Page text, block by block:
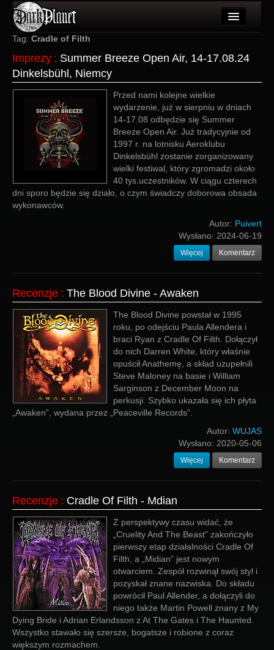
Artykuły
Użytkownicy
Wydarzenia
Galeria
Forum
Więcej
Login
Tag: Cradle of Filth
Imprezy : Summer Breeze Open Air, 14-17.08.24
Dinkelsbühl, Niemcy
Przed nami kolejne wielkie
wydarzenie, już w sierpniu w dniach
14-17.08 odbędzie się Summer
Breeze Open Air. Już tradycyjnie od
1997 r. na lotnisku Aeroklubu
Dinkelsbühl zostanie zorganizowany
wielki festiwal, który zgromadzi około
40 tys.uczestników. W ciągu czterech
dni sporo będzie się działo, o czym świadczy doborowa obsada
wykonawców.
Autor: Puivert
Wysłano: 2024-06-19
Więcej Komentarz
Recenzje : The Blood Divine - Awaken
The Blood Divine powstał w 1995
roku, po odejściu Paula Allendera i
braci Ryan z Cradle Of Filth. Dołączył
do nich Darren White, który właśnie
opuścił Anathemę, a skład uzupełnili
Steve Maloney na basie i William
Sarginson z December Moon na
perkusji. Szybko ukazała się ich płyta
„Awaken”, wydana przez „Peaceville Records”.
Autor: WUJAS
Wysłano: 2020-05-06
Więcej Komentarz
Recenzje : Cradle Of Filth - Mdian
Z perspektywy czasu widać, że
„Cruelity And The Beast” zakończyło
pierwszy etap działalności Cradle Of
Filth, a „Midian” jest nowym
otwarciem. Zespół rozwinął swój styl i
pozyskał znane nazwiska. Do składu
powrócił Paul Allender, a dołączyli do
niego także Martin Powell znany z My
Dying Bride i Adrian Erlandsson z At The Gates i The Haunted.
Wszystko stawało się szersze, bogatsze i robione z coraz
większym rozmachem.